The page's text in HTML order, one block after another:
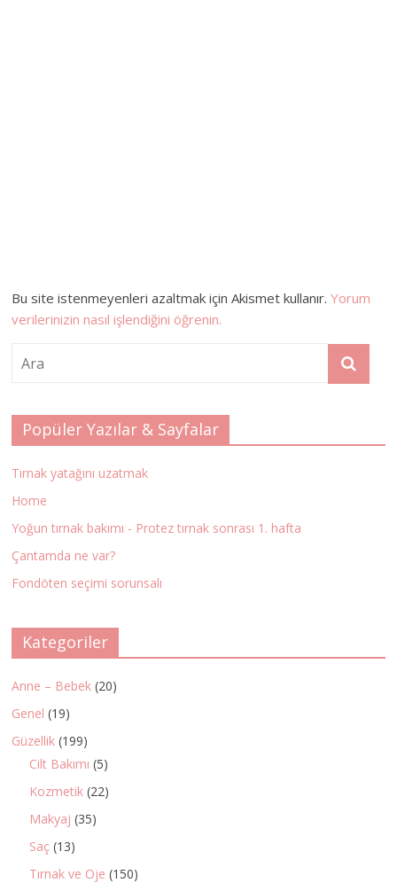
Bu site istenmeyenleri azaltmak için Akismet kullanır.Yorum
verilerinizin nasıl işlendiğini öğrenin.
Popüler Yazılar & Sayfalar
Tırnak yatağını uzatmak
Home
Yoğun tırnak bakımı - Protez tırnak sonrası 1. hafta
Çantamda ne var?
Fondöten seçimi sorunsalı
Kategoriler
Anne – Bebek (20)
Genel (19)
Güzellik (199)
Cilt Bakımı (5)
Kozmetik (22)
Makyaj (35)
Saç (13)
Tırnak ve Oje (150)